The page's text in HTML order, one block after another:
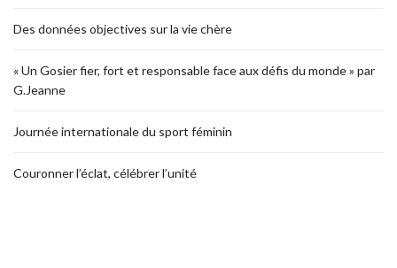
Des données objectives sur la vie chère
« Un Gosier fier, fort et responsable face aux défis du monde » par
G.Jeanne
Journée internationale du sport féminin
Couronner l’éclat, célébrer l’unité